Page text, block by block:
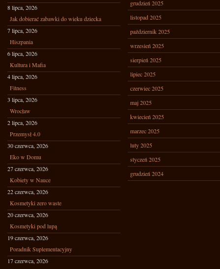
8 lipca, 2026
Jak dobierać zabawki do wieku dziecka
7 lipca, 2026
Hiszpania
6 lipca, 2026
Kultura i Mafia
4 lipca, 2026
Fitness
3 lipca, 2026
Wrocław
2 lipca, 2026
Przemysł 4.0
30 czerwca, 2026
Eko w Domu
27 czerwca, 2026
Kobiety w Nauce
22 czerwca, 2026
Kosmetyki zero waste
20 czerwca, 2026
Kosmetyki pod lupą
19 czerwca, 2026
Poradnik Suplementacyjny
17 czerwca, 2026
grudzień 2025
listopad 2025
październik 2025
wrzesień 2025
sierpień 2025
lipiec 2025
czerwiec 2025
maj 2025
kwiecień 2025
marzec 2025
luty 2025
styczeń 2025
grudzień 2024